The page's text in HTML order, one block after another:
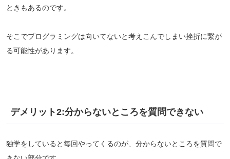
ときもあるのです。
そこでプログラミングは向いてないと考えこんでしまい挫折に繋が
る可能性があります。
デメリット2:分からないところを質問できない
独学をしていると毎回やってくるのが、分からないところを質問で